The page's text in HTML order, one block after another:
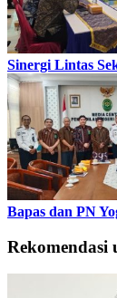
Sinergi Lintas
Bapas dan PN